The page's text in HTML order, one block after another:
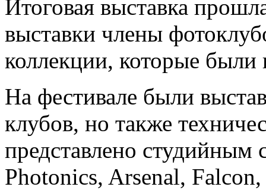
Итоговая выставка
выставки члены
коллекции, которые были
На фестивале были
клубов, но также
представлено студийным
Photonics, Arsenal,